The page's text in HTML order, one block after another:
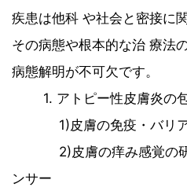
疾患は他科 や社会と密接に
その病態や根本的な治 療法
病態解明が不可欠です。
1. アトピー性皮膚炎の
1)皮膚の免疫・バリア
2)皮膚の痒み感覚の研
ンサー